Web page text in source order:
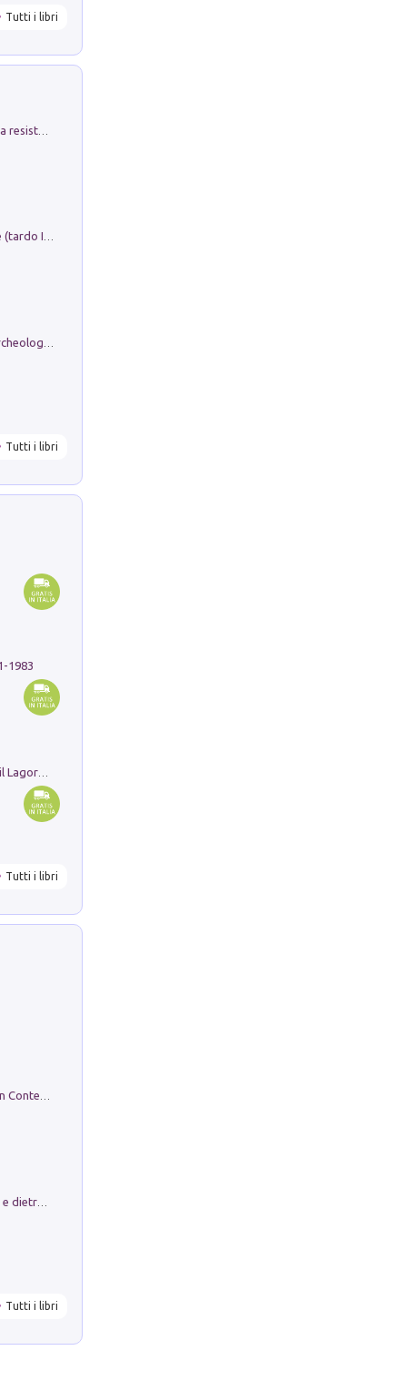
Tutti i libri
Sofiana. In Sicilia centro-meridionale (tardo III-metà IX secolo d.C.): dall'agro-town tardo-imperiale al villaggio medio-bizantino. Nuova ediz.
Tutti i libri
1983
Tutti i libri
in alto! Livello A1. Con CD-Audio. Con Contenuto digitale per accesso on line
Tutti i libri